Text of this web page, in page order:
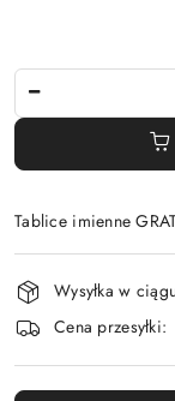
Tablice imienne
Dostępność
i
dostawa
Wysyłka w
Cena przesyłki: